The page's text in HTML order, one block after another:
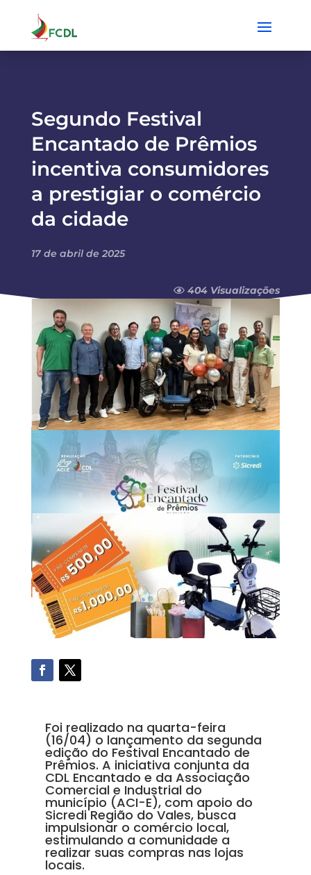
Segundo Festival
Encantado de Prêmios
incentiva consumidores
a prestigiar o comércio
da cidade
17 de abril de 2025
404 Visualizações
Foi realizado na quarta-feira
(16/04) o lançamento da segunda
edição do Festival Encantado de
Prêmios. A iniciativa conjunta da
CDL Encantado e da Associação
Comercial e Industrial do
município (ACI-E), com apoio do
Sicredi Região do Vales, busca
impulsionar o comércio local,
estimulando a comunidade a
realizar suas compras nas lojas
locais.